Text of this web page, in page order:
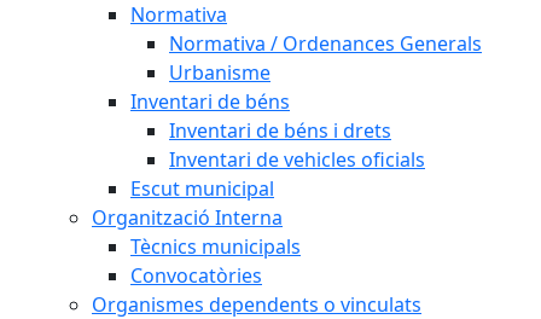
Normativa
Normativa / Ordenances Generals
Urbanisme
Inventari de béns
Inventari de béns i drets
Inventari de vehicles oficials
Escut municipal
Organització Interna
Tècnics municipals
Convocatòries
Organismes dependents o vinculats